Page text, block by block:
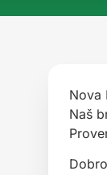
Nova
Naš